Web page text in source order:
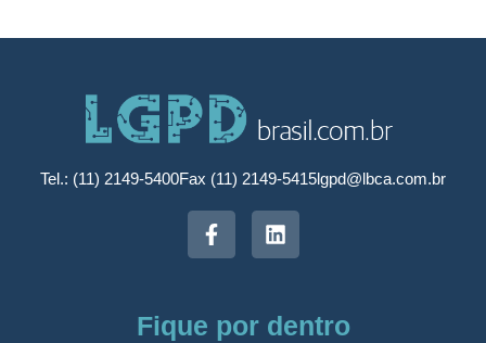
Tel.: (11) 2149-5400Fax (11) 2149-5415lgpd@lbca.com.br
Fique por dentro